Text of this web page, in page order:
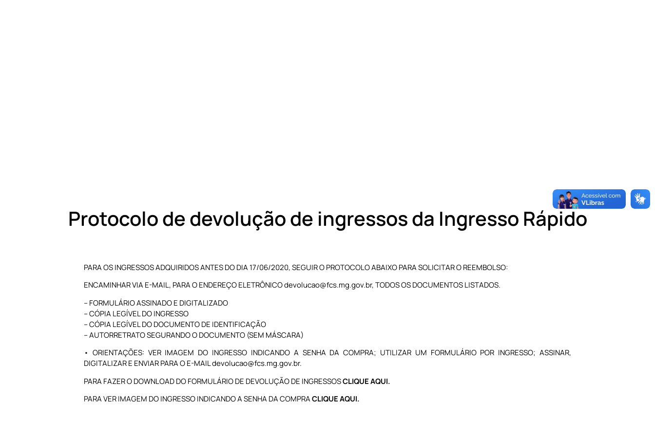
Protocolo de devolução de ingressos da Ingresso Rápido
PARA OS INGRESSOS ADQUIRIDOS ANTES DO DIA 17/06/2020, SEGUIR O PROTOCOLO ABAIXO PARA SOLICITAR O REEMBOLSO:
ENCAMINHAR VIA E-MAIL, PARA O ENDEREÇO ELETRÔNICO devolucao@fcs.mg.gov.br, TODOS OS DOCUMENTOS LISTADOS.
– FORMULÁRIO ASSINADO E DIGITALIZADO
– CÓPIA LEGÍVEL DO INGRESSO
– CÓPIA LEGÍVEL DO DOCUMENTO DE IDENTIFICAÇÃO
– AUTORRETRATO SEGURANDO O DOCUMENTO (SEM MÁSCARA)
• ORIENTAÇÕES: VER IMAGEM DO INGRESSO INDICANDO A SENHA DA COMPRA; UTILIZAR UM FORMULÁRIO POR INGRESSO; ASSINAR,
DIGITALIZAR E ENVIAR PARA O E-MAIL devolucao@fcs.mg.gov.br.
PARA FAZER O DOWNLOAD DO FORMULÁRIO DE DEVOLUÇÃO DE INGRESSOSCLIQUE AQUI.
PARA VER IMAGEM DO INGRESSO INDICANDO A SENHA DA COMPRACLIQUE AQUI.